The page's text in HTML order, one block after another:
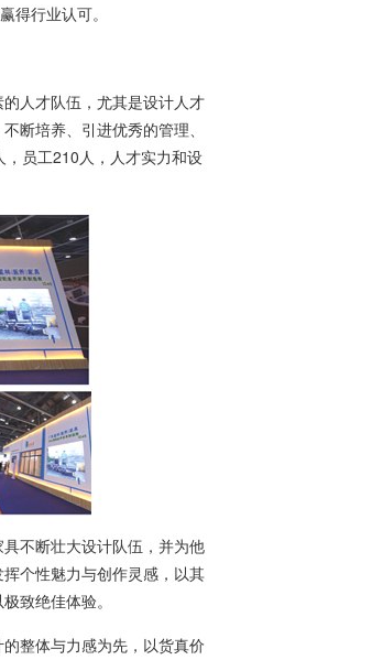
得行业认可。
人才队伍，尤其是设计人才
断培养、引进优秀的管理、
员工210人，人才实力和设
不断壮大设计队伍，并为他
个性魅力与创作灵感，以其
致绝佳体验。
整体与力感为先，以货真价